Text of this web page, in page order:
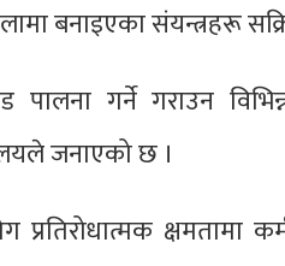
बनाइएका संयन्त्रहरू
पालना गर्ने गराउन
जनाएको छ ।
प्रतिरोधात्मक क्षमतामा